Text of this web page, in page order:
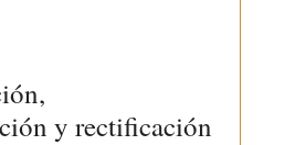
y rectificación